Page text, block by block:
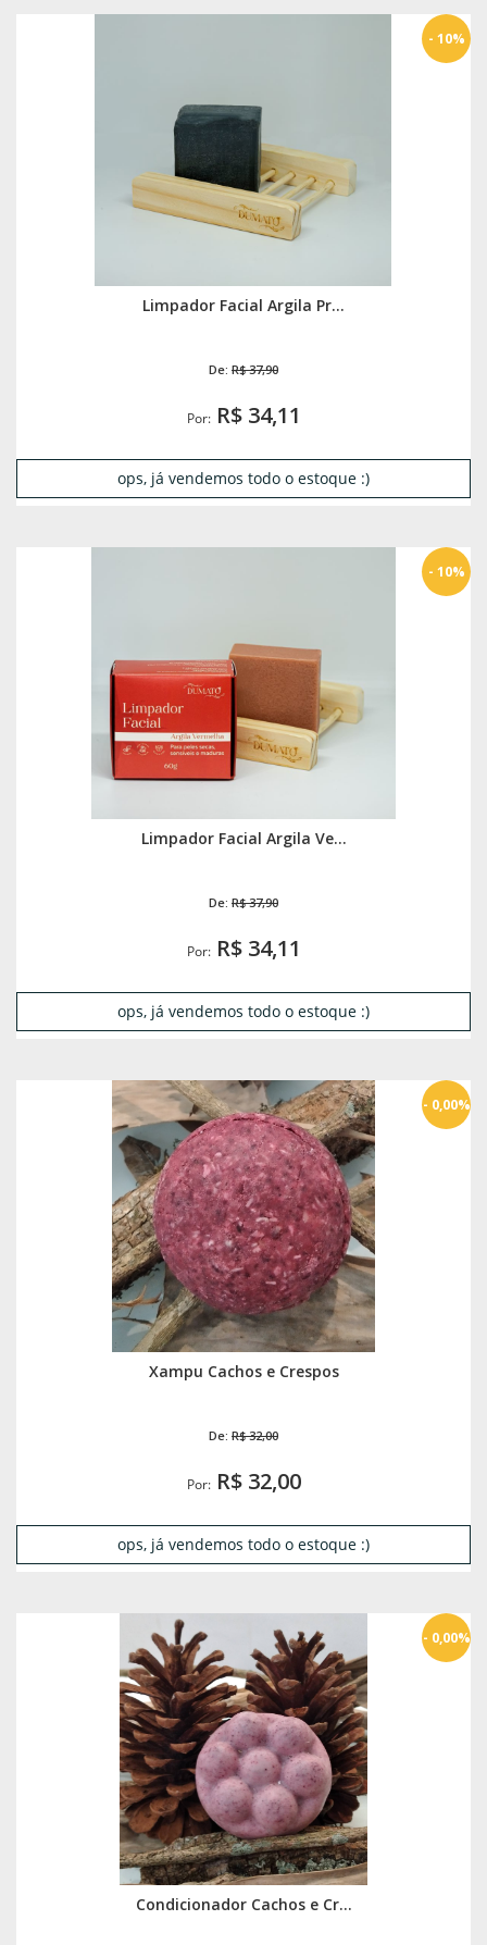
Limpador Facial Argila Pr...
De: R$ 37,90
Por:R$ 34,11
- 10%
ops, já vendemos todo o estoque :)
Limpador Facial Argila Ve...
De: R$ 37,90
Por:R$ 34,11
- 10%
ops, já vendemos todo o estoque :)
Xampu Cachos e Crespos
De: R$ 32,00
Por:R$ 32,00
- 0,00%
ops, já vendemos todo o estoque :)
Condicionador Cachos e Cr...
- 0,00%